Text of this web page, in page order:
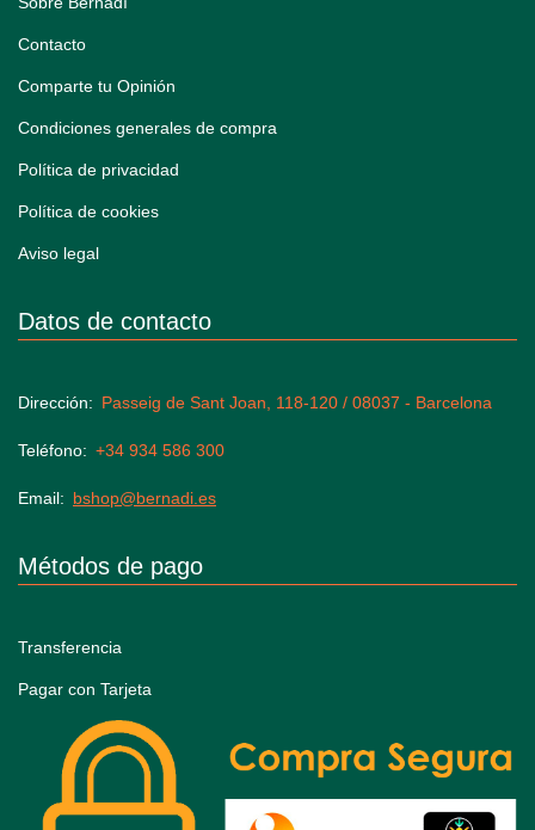
Contacto
Comparte tu Opinión
Condiciones generales de compra
Política de privacidad
Política de cookies
Aviso legal
Datos de contacto
Dirección Passeig de Sant Joan, 118-120 / 08037 - Barcelona
Teléfono +34 934 586 300
Email bshop@bernadi.es
Métodos de pago
Transferencia
Pagar con Tarjeta